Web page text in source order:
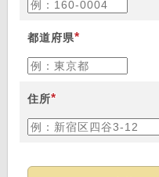
都道府県*
住所*